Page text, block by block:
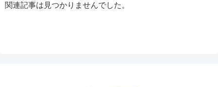
関連記事は見つかりませんでした。